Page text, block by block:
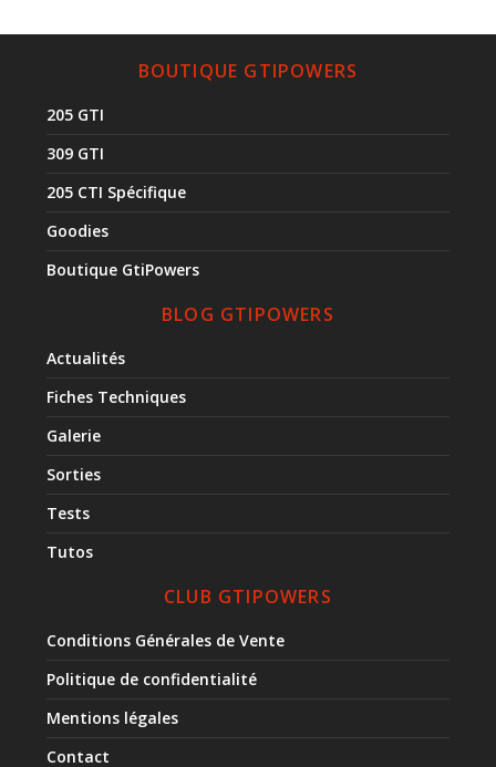
BOUTIQUE GTIPOWERS
205 GTI
309 GTI
205 CTI Spécifique
Goodies
Boutique GtiPowers
BLOG GTIPOWERS
Actualités
Fiches Techniques
Galerie
Sorties
Tests
Tutos
CLUB GTIPOWERS
Conditions Générales de Vente
Politique de confidentialité
Mentions légales
Contact